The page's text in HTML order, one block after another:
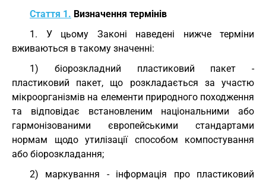
Стаття 1. Визначення термінів
1. У цьому Законі наведені нижче терміни
вживаються в такому значенні:
1) біорозкладний пластиковий пакет -
пластиковий пакет, що розкладається за участю
мікроорганізмів на елементи природного походження
та відповідає встановленим національними або
гармонізованими європейськими стандартами
нормам щодо утилізації способом компостування
або біорозкладання;
2) маркування - інформація про пластиковий